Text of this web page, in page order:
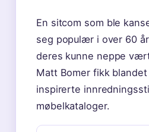
En sitcom som ble
seg populær i over 60
deres kunne neppe
Matt Bomer fikk
inspirerte
møbelkataloger.